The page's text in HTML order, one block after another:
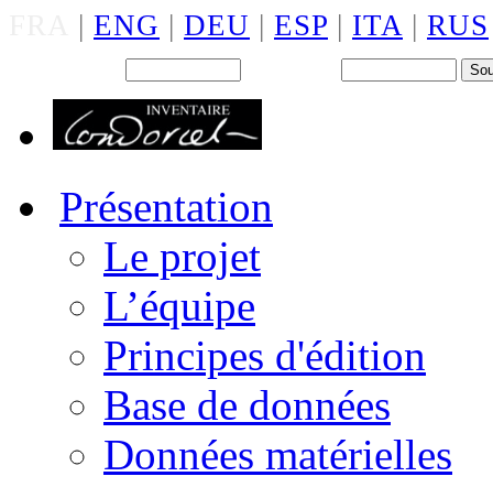
| ENG | DEU | ESP | ITA | RUS
Présentation
Le projet
L’équipe
Principes d'édition
Base de données
Données matérielles